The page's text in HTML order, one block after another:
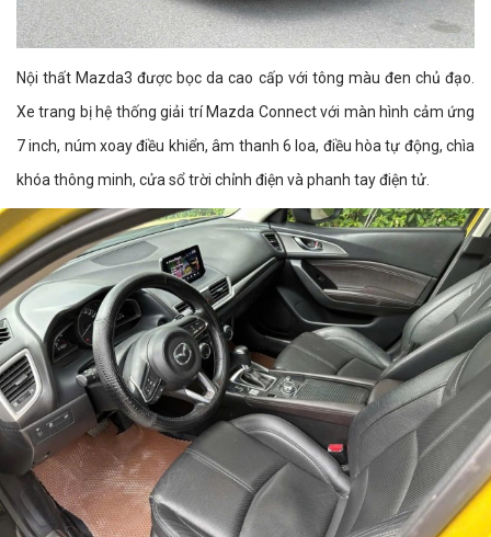
Nội thất Mazda3 được bọc da cao cấp với tông màu đen chủ đạo.
Xe trang bị hệ thống giải trí Mazda Connect với màn hình cảm ứng
7 inch, núm xoay điều khiển, âm thanh 6 loa, điều hòa tự động, chìa
khóa thông minh, cửa sổ trời chỉnh điện và phanh tay điện tử.